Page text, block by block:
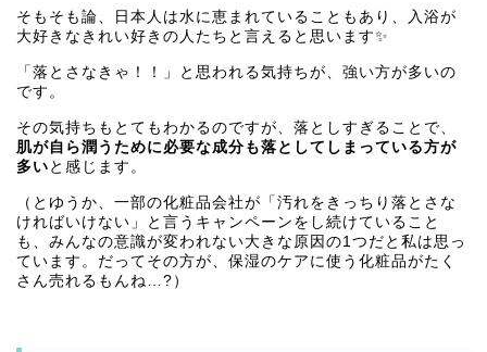
そもそも論、日本人は水に恵まれていることもあり、入浴が
大好きなきれい好きの人たちと言えると思います✨
「落とさなきゃ！！」と思われる気持ちが、強い方が多いの
です。
その気持ちもとてもわかるのですが、落としすぎることで、
肌が自ら潤うために必要な成分も落としてしまっている方が
多い と感じます。
（とゆうか、一部の化粧品会社が「汚れをきっちり落とさな
ければいけない」と言うキャンペーンをし続けていること
も、みんなの意識が変われない大きな原因の1つだと私は思っ
ています。だってその方が、保湿のケアに使う化粧品がたく
さん売れるもんね…?）